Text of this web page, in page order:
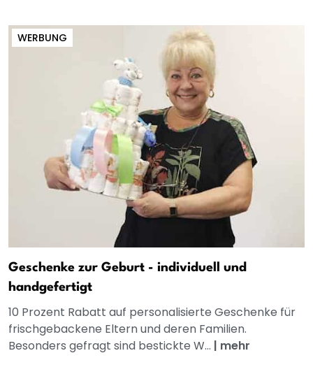
WERBUNG
Geschenke zur Geburt - individuell und
handgefertigt
10 Prozent Rabatt auf personalisierte Geschenke für
frischgebackene Eltern und deren Familien.
Besonders gefragt sind bestickte W... | mehr